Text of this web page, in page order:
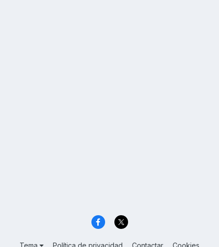
Tema Política de privacidad Contactar Cookies